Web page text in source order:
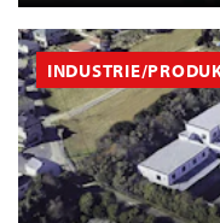
INDUSTRIE/